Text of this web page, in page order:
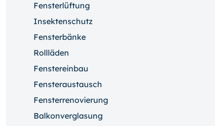
Fensterlüftung
Insektenschutz
Fensterbänke
Rollläden
Fenstereinbau
Fensteraustausch
Fensterrenovierung
Balkonverglasung